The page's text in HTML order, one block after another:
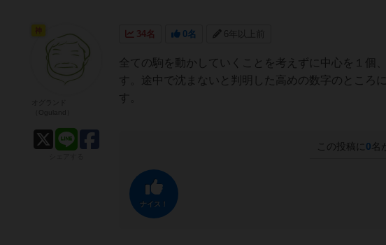
34名 0名 6年以上前
全ての駒を動かしていくことを考えずに中心を１個
す。途中で沈まないと判明した高めの数字のところ
す。
この投稿に 0名
ナイス！